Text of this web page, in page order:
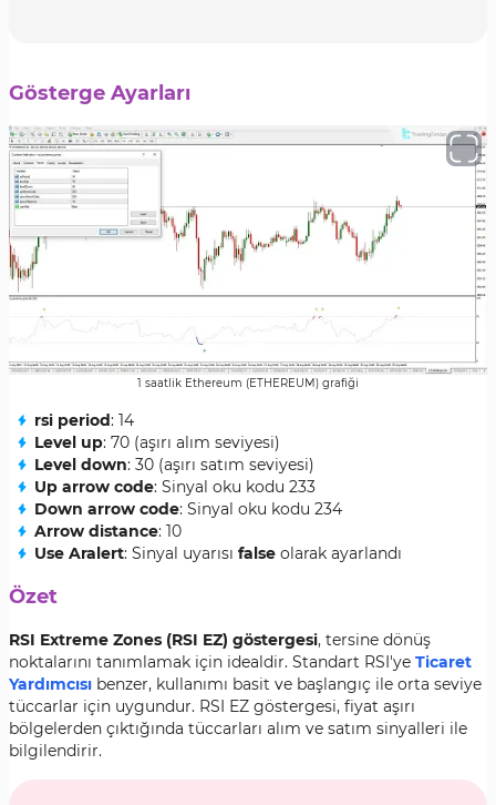
Gösterge Ayarları
1 saatlik Ethereum (ETHEREUM) grafiği
rsi period: 14
Level up: 70 (aşırı alım seviyesi)
Level down: 30 (aşırı satım seviyesi)
Up arrow code: Sinyal oku kodu 233
Down arrow code: Sinyal oku kodu 234
Arrow distance: 10
Use Aralert: Sinyal uyarısı false olarak ayarlandı
Özet
RSI Extreme Zones (RSI EZ) göstergesi, tersine dönüş
noktalarını tanımlamak için idealdir. Standart RSI'ye Ticaret
Yardımcısı benzer, kullanımı basit ve başlangıç ile orta seviye
tüccarlar için uygundur. RSI EZ göstergesi, fiyat aşırı
bölgelerden çıktığında tüccarları alım ve satım sinyalleri ile
bilgilendirir.